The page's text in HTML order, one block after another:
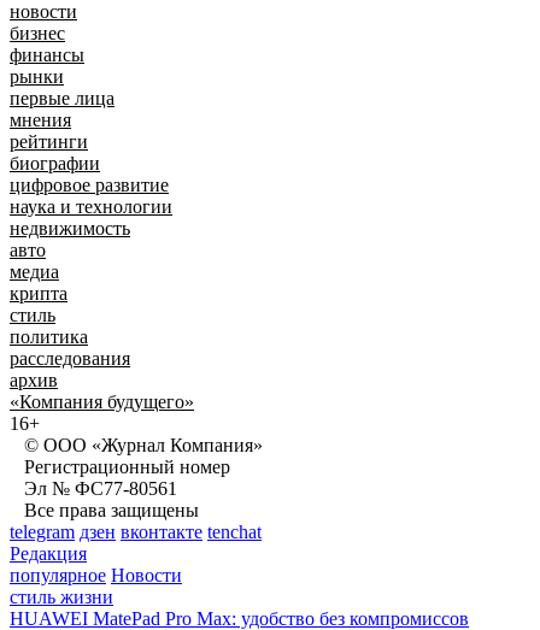
новости
бизнес
финансы
рынки
первые лица
мнения
рейтинги
биографии
цифровое развитие
наука и технологии
недвижимость
авто
медиа
крипта
стиль
политика
расследования
архив
«Компания будущего»
16+
© ООО «Журнал Компания»
Регистрационный номер
Эл № ФС77-80561
Все права защищены
telegram дзен вконтакте tenchat
Редакция
популярное Новости
стиль жизни
HUAWEI MatePad Pro Max: удобство без компромиссов